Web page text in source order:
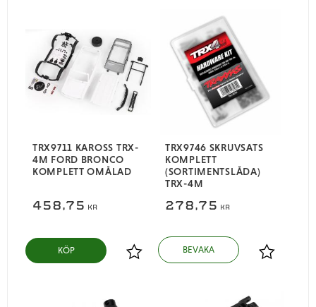
TRX9711 KAROSS TRX-
4M FORD BRONCO
KOMPLETT OMÅLAD
458,75 KR
Lägg till i favoriter
KÖP
TRX9746 SKRUVSATS
KOMPLETT
(SORTIMENTSLÅDA)
TRX-4M
278,75 KR
Lägg till i